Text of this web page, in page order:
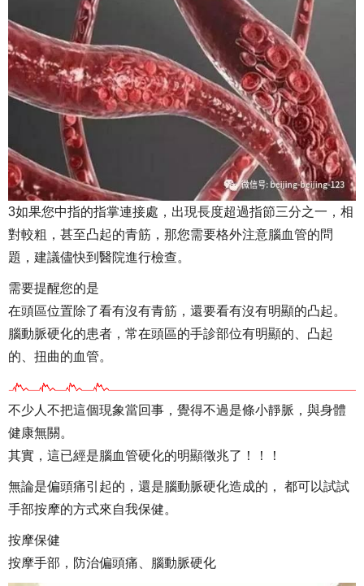
3如果您中指的指掌連接處，出現長度超過指節三分之一，相
對較粗，甚至凸起的青筋，那您需要格外注意腦血管的問
題，建議儘快到醫院進行檢查。
需要提醒您的是
在頭區位置除了看有沒有青筋，還要看有沒有明顯的凸起。
腦動脈硬化的患者，常在頭區的手診部位有明顯的、凸起
的、扭曲的血管。
不少人不把這個現象當回事，覺得不過是條小靜脈，與身體
健康無關。
其實，這已經是腦血管硬化的明顯徵兆了！！！
無論是偏頭痛引起的，還是腦動脈硬化造成的， 都可以試試
手部按摩的方式來自我保健。
按摩保健
按摩手部，防治偏頭痛、腦動脈硬化